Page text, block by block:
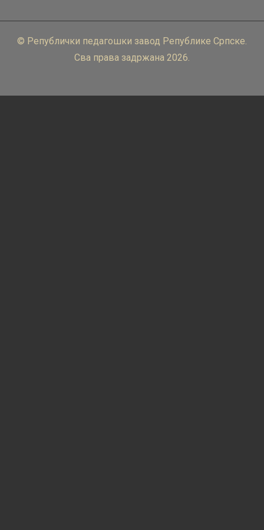
© Републички педагошки завод Републике Српске.
Сва права задржана 2026.